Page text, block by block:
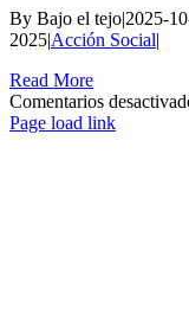
By Bajo el tejo|2025-
2025|Acción Social|
Read More
Comentarios
Page load link